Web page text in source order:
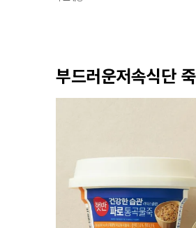
부드러운저속식단 죽